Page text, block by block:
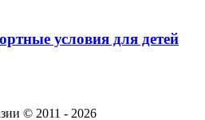
условия для детей
© 2011 - 2026